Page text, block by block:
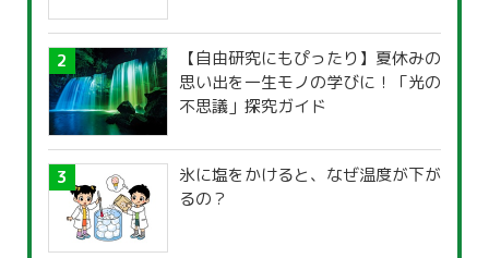
【自由研究にもぴったり】夏休みの
思い出を一生モノの学びに！「光の
不思議」探究ガイド
氷に塩をかけると、なぜ温度が下が
るの？